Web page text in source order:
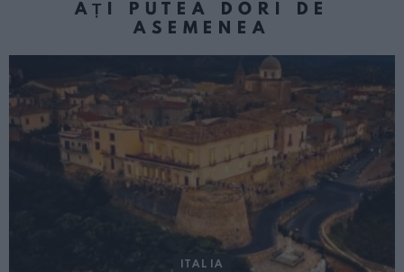
AȚI PUTEA DORI DE
ASEMENEA
ITALIA